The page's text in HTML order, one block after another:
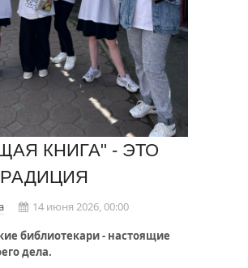
КНИГА" - ЭТО
14 июня 2026, 00:00
библиотекари - настоящие
дела.